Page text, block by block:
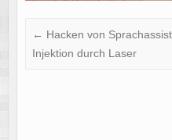
← Hacken von
Injektion durch Laser